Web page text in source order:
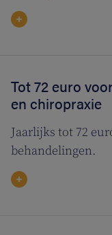
Tot 72 euro
en chiropraxie
Jaarlijks tot 72
behandelingen.